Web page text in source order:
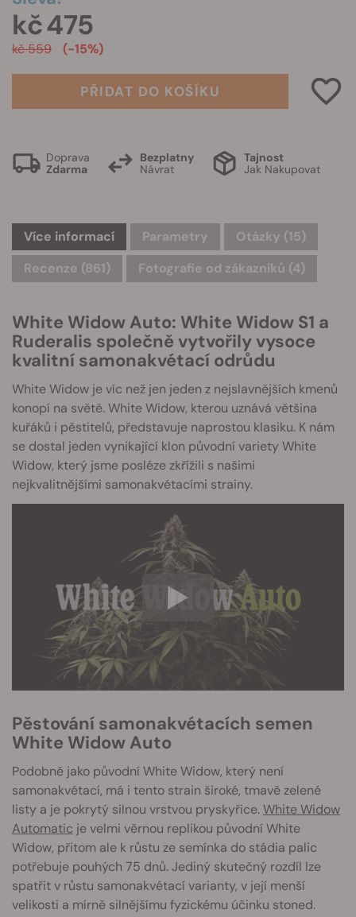
kč 475
kč 559 (-15%)
PŘIDAT DO KOŠÍKU
Doprava
Zdarma
Bezplatny
Návrat
Tajnost
Jak Nakupovat
Více informací Parametry Otázky (15)
Recenze (861)
Fotografie od zákazníků (4)
White Widow Auto: White Widow S1 a
Ruderalis společně vytvořily vysoce
kvalitní samonakvétací odrůdu
White Widow je víc než jen jeden z nejslavnějších kmenů
konopí na světě. White Widow, kterou uznává většina
kuřáků i pěstitelů, představuje naprostou klasiku. K nám
se dostal jeden vynikající klon původní variety White
Widow, který jsme posléze zkřížili s našimi
nejkvalitnějšími samonakvétacími strainy.
Pěstování samonakvétacích semen
White Widow Auto
Podobně jako původní White Widow, který není
samonakvétací, má i tento strain široké, tmavě zelené
listy a je pokrytý silnou vrstvou pryskyřice.White Widow
Automatic je velmi věrnou replikou původní White
Widow, přitom ale k růstu ze semínka do stádia palic
potřebuje pouhých 75 dnů. Jediný skutečný rozdíl lze
spatřit v růstu samonakvétací varianty, v její menší
velikosti a mírně silnějšímu fyzickému účinku stoned.